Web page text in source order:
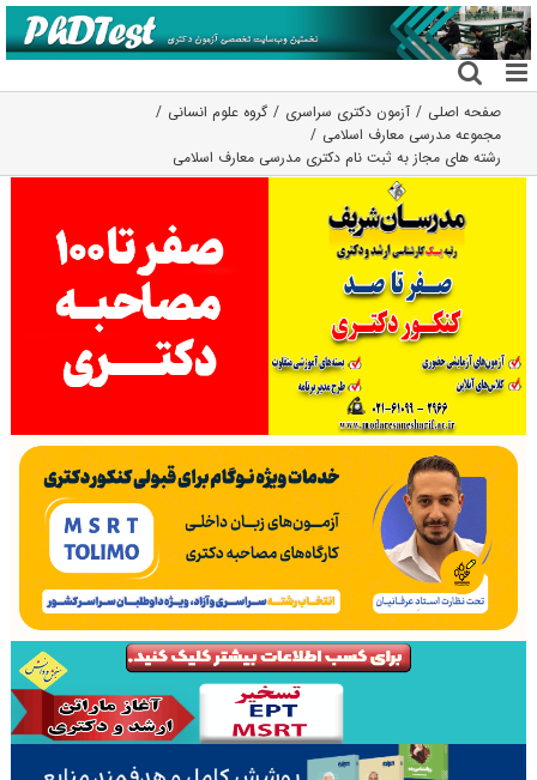
رفتن
به
محتوا
صفحه اصلی آزمون دکتری سراسری
گروه علوم انسانی
مجموعه مدرسی معارف اسلامی
رشته های مجاز به ثبت نام دکتری مدرسی معارف اسلامی